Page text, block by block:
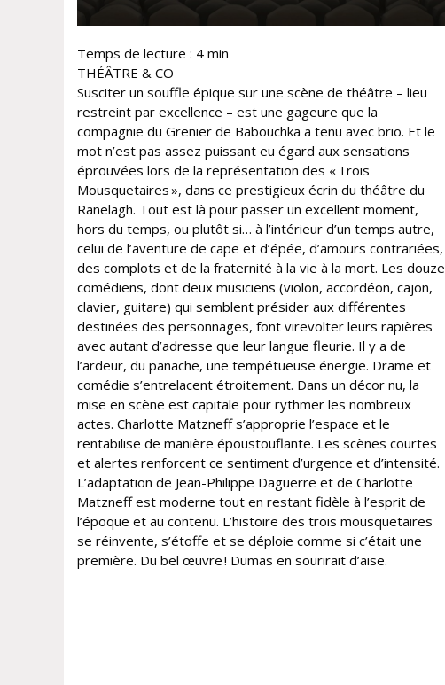
Temps de lecture : 4 min
THÉÂTRE & CO
Susciter un souffle épique sur une scène de théâtre – lieu
restreint par excellence – est une gageure que la
compagnie du Grenier de Babouchka a tenu avec brio. Et le
mot n’est pas assez puissant eu égard aux sensations
éprouvées lors de la représentation des « Trois
Mousquetaires », dans ce prestigieux écrin du théâtre du
Ranelagh. Tout est là pour passer un excellent moment,
hors du temps, ou plutôt si… à l’intérieur d’un temps autre,
celui de l’aventure de cape et d’épée, d’amours contrariées,
des complots et de la fraternité à la vie à la mort. Les douze
comédiens, dont deux musiciens (violon, accordéon, cajon,
clavier, guitare) qui semblent présider aux différentes
destinées des personnages, font virevolter leurs rapières
avec autant d’adresse que leur langue fleurie. Il y a de
l’ardeur, du panache, une tempétueuse énergie. Drame et
comédie s’entrelacent étroitement. Dans un décor nu, la
mise en scène est capitale pour rythmer les nombreux
actes. Charlotte Matzneff s’approprie l’espace et le
rentabilise de manière époustouflante. Les scènes courtes
et alertes renforcent ce sentiment d’urgence et d’intensité.
L’adaptation de Jean-Philippe Daguerre et de Charlotte
Matzneff est moderne tout en restant fidèle à l’esprit de
l’époque et au contenu. L’histoire des trois mousquetaires
se réinvente, s’étoffe et se déploie comme si c’était une
première. Du bel œuvre ! Dumas en sourirait d’aise.